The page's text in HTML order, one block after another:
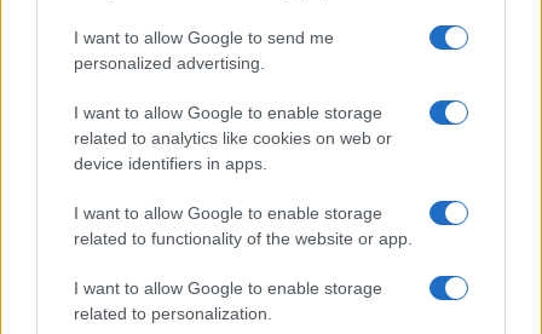
I want to allow Google to send me
personalized advertising.
I want to allow Google to enable storage
related to analytics like cookies on web or
device identifiers in apps.
I want to allow Google to enable storage
related to functionality of the website or app.
I want to allow Google to enable storage
related to personalization.
Σε έλεγχο επιχείρησης εμπορίου παλαιών
μετάλλων (scrap) στον νομό Πέλλας,
διαπιστώθηκε η έκδοση εικονικών τιμολογίων
στις χρήσεις 2016-2017, ύψους 1.530.127
ευρώ. Επιπλέον, διαπιστώθηκε η μη υποβολή
χρήσεις 2011-2021. Οι φόροι και τα πρόστιμα
που θα επιβληθούν από την αρμόδια Δ.Ο.Υ.
υπολογίστηκαν στο ποσό των 1.811.000 ευρώ.